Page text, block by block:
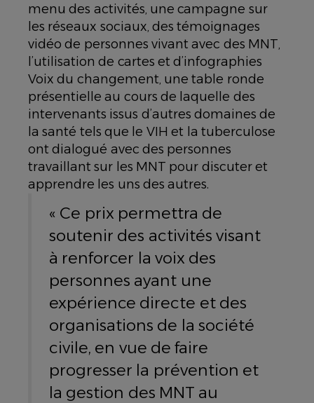
menu des activités, une campagne sur
les réseaux sociaux, des témoignages
vidéo de personnes vivant avec des MNT,
l’utilisation de cartes et d’infographies
Voix du changement, une table ronde
présentielle au cours de laquelle des
intervenants issus d’autres domaines de
la santé tels que le VIH et la tuberculose
ont dialogué avec des personnes
travaillant sur les MNT pour discuter et
apprendre les uns des autres.
« Ce prix permettra de
soutenir des activités visant
à renforcer la voix des
personnes ayant une
expérience directe et des
organisations de la société
civile, en vue de faire
progresser la prévention et
la gestion des MNT au